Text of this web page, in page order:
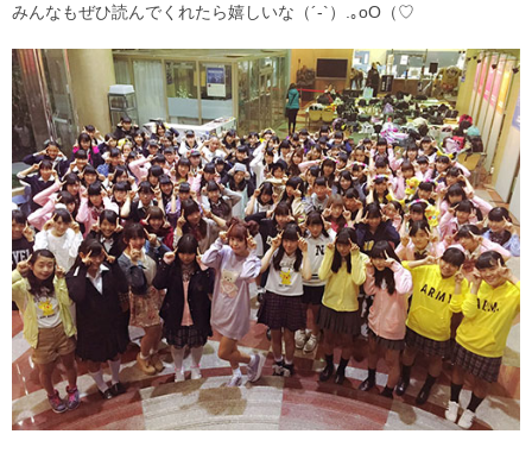
みんなもぜひ読んでくれたら嬉しいな（´-`）.｡oO（♡